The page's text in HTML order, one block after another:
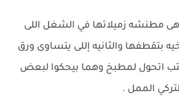
مطنشه زميلاتها في الشغل اللى
بتقطفها والثانيه إللى يتساوى ورق
اتحول لمطبخ وهما بيحكوا لبعض
الممل .